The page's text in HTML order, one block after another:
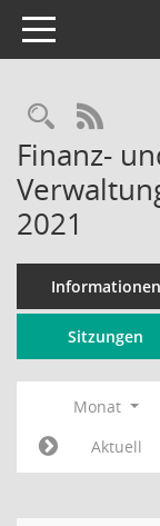
Toggle navigation
RSS-
Finanz-
2021
Informationen
Sitzungen
Monat
Aktuell